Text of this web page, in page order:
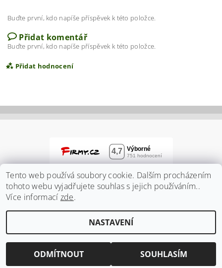
Buďte první, kdo napíše příspěvek k této položce.
Přidat komentář
Buďte první, kdo napíše příspěvek k této položce.
Přidat hodnocení
Vložením hodnocení souhlasíte spodmínkami
ochrany osobních údajů
2026 ©Zahradnidum.cz, všechna práva vyhrazena
Tento web používá soubory cookie. Dalším procházením
tohoto webu vyjadřujete souhlas s jejich používáním..
Více informací zde.
NASTAVENÍ
ODMÍTNOUT SOUHLASÍM